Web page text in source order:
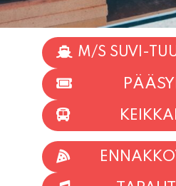
M/S SUVI-